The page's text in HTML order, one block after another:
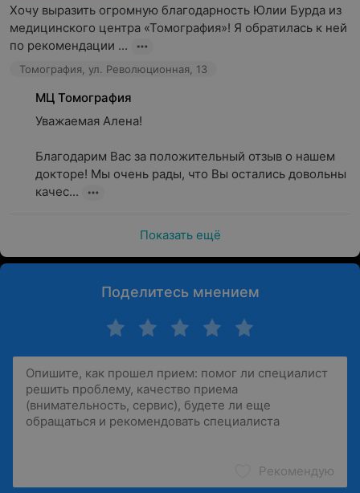
Хочу выразить огромную благодарность Юлии Бурда из
медицинского центра «Томография»! Я обратилась к ней
по рекомендации ...
Томография, ул. Революционная, 13
МЦ Томография
Уважаемая Алена!
Благодарим Вас за положительный отзыв о нашем
докторе! Мы очень рады, что Вы остались довольны
качес...
Показать ещё
Поделитесь мнением
Рекомендую